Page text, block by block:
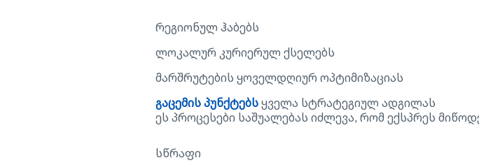
რეგიონულ ჰაბებს
ლოკალურ კურიერულ ქსელებს
მარშრუტების ყოველდღიურ ოპტიმიზაციას
გაცემის პუნქტებსყველა სტრატეგიულ ადგილას
ეს პროცესები საშუალებას იძლევა, რომ ექსპრეს
სწრაფი